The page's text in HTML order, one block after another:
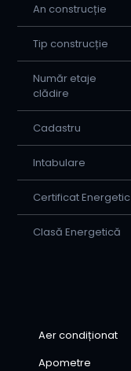
An construcție
Tip construcție
Număr etaje
clădire
Cadastru
Intabulare
Certificat Energetic
Clasă Energetică
Aer condiționat
Apometre